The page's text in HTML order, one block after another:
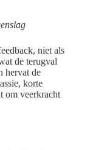
niet als
de terugval
hervat de
korte
om veerkracht